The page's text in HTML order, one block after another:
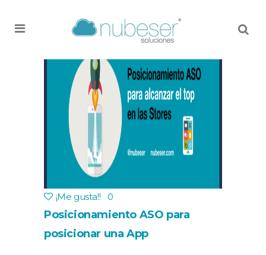
¡Me gusta!! 0
Posicionamiento ASO para
posicionar una App